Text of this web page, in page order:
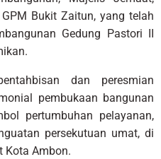
Bukit Zaitun, yang telah
Gedung Pastori II
dan peresmian
pembukaan bangunan
pertumbuhan pelayanan,
persekutuan umat, di
Kota Ambon.